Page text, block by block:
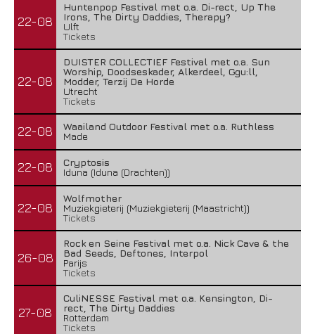
22-08
Huntenpop Festival met o.a. Di-rect, Up The
Irons, The Dirty Daddies, Therapy?
Ulft
Tickets
22-08
DUISTER COLLECTIEF Festival met o.a. Sun
Worship, Doodseskader, Alkerdeel, Ggu:ll,
Modder, Terzij De Horde
Utrecht
Tickets
22-08
Waailand Outdoor Festival met o.a. Ruthless
Made
22-08
Cryptosis
Iduna (Iduna (Drachten))
22-08
Wolfmother
Muziekgieterij (Muziekgieterij (Maastricht))
Tickets
26-08
Rock en Seine Festival met o.a. Nick Cave & the
Bad Seeds, Deftones, Interpol
Parijs
Tickets
27-08
CuliNESSE Festival met o.a. Kensington, Di-
rect, The Dirty Daddies
Rotterdam
Tickets